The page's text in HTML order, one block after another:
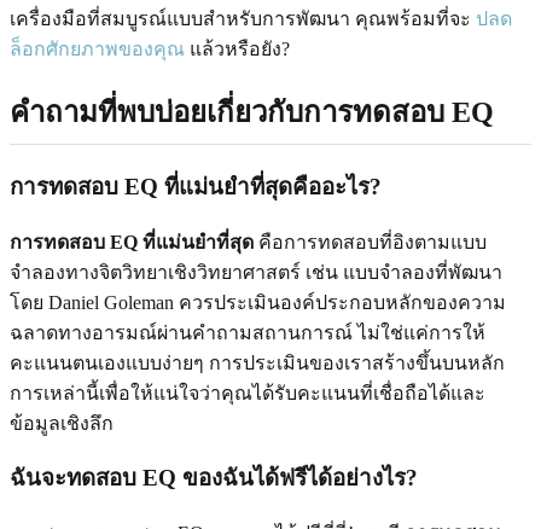
เครื่องมือที่สมบูรณ์แบบสำหรับการพัฒนา คุณพร้อมที่จะ ปลด
ล็อกศักยภาพของคุณ แล้วหรือยัง?
คำถามที่พบบ่อยเกี่ยวกับการทดสอบ EQ
การทดสอบ EQ ที่แม่นยำที่สุดคืออะไร?
การทดสอบ EQ ที่แม่นยำที่สุด คือการทดสอบที่อิงตามแบบ
จำลองทางจิตวิทยาเชิงวิทยาศาสตร์ เช่น แบบจำลองที่พัฒนา
โดย Daniel Goleman ควรประเมินองค์ประกอบหลักของความ
ฉลาดทางอารมณ์ผ่านคำถามสถานการณ์ ไม่ใช่แค่การให้
คะแนนตนเองแบบง่ายๆ การประเมินของเราสร้างขึ้นบนหลัก
การเหล่านี้เพื่อให้แน่ใจว่าคุณได้รับคะแนนที่เชื่อถือได้และ
ข้อมูลเชิงลึก
ฉันจะทดสอบ EQ ของฉันได้ฟรีได้อย่างไร?